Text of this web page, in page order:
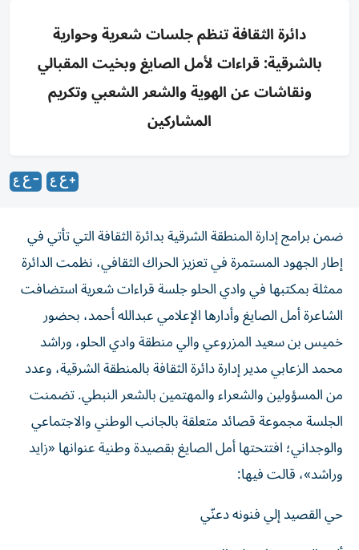
دائرة الثقافة تنظم جلسات شعرية وحوارية
بالشرقية: قراءات لأمل الصايغ وبخيت المقبالي
ونقاشات عن الهوية والشعر الشعبي وتكريم
المشاركين
ضمن برامج إدارة المنطقة الشرقية بدائرة الثقافة التي تأتي في
إطار الجهود المستمرة في تعزيز الحراك الثقافي، نظمت الدائرة
ممثلة بمكتبها في وادي الحلو جلسة قراءات شعرية استضافت
الشاعرة أمل الصايغ وأدارها الإعلامي عبدالله أحمد، بحضور
خميس بن سعيد المزروعي والي منطقة وادي الحلو، وراشد
محمد الزعابي مدير إدارة دائرة الثقافة بالمنطقة الشرقية، وعدد
من المسؤولين والشعراء والمهتمين بالشعر النبطي. تضمنت
الجلسة مجموعة قصائد متعلقة بالجانب الوطني والاجتماعي
والوجداني؛ افتتحتها أمل الصايغ بقصيدة وطنية عنوانها «زايد
وراشد»، قالت فيها:
حي القصيد إلي فنونه دعنّي